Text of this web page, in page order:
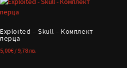
Exploited – Skull – Комплект
перца
5,00€ / 9,78 лв.